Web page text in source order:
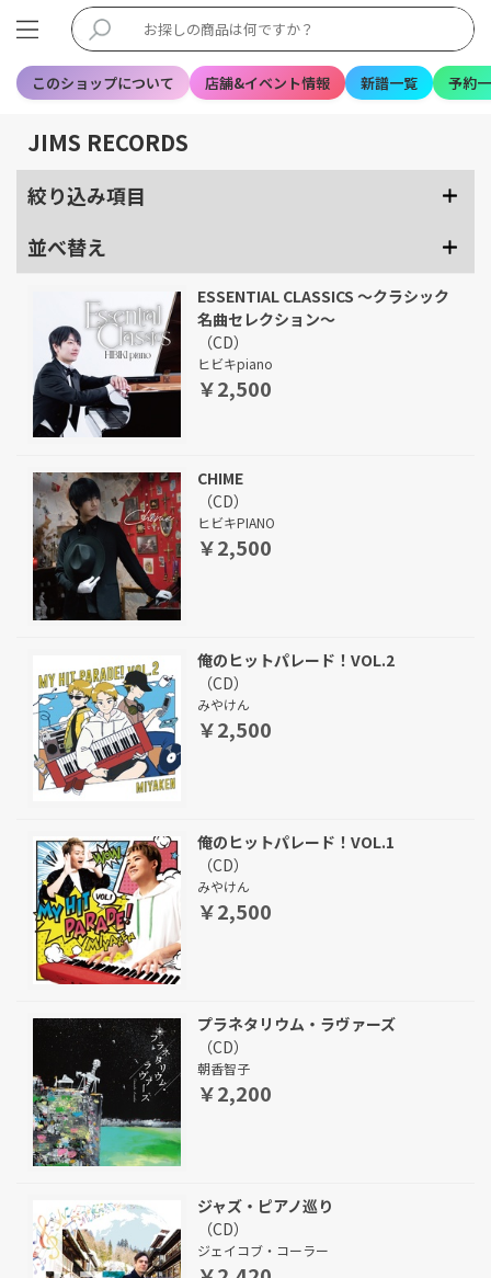
このショップについて 店舗&イベント情報 新譜一覧 予約
JIMS RECORDS
絞り込み項目
並べ替え
ESSENTIAL CLASSICS ～クラシック
名曲セレクション～
（CD）
ヒビキpiano
￥2,500
CHIME
（CD）
ヒビキPIANO
￥2,500
俺のヒットパレード！VOL.2
（CD）
みやけん
￥2,500
俺のヒットパレード！VOL.1
（CD）
みやけん
￥2,500
プラネタリウム・ラヴァーズ
（CD）
朝香智子
￥2,200
ジャズ・ピアノ巡り
（CD）
ジェイコブ・コーラー